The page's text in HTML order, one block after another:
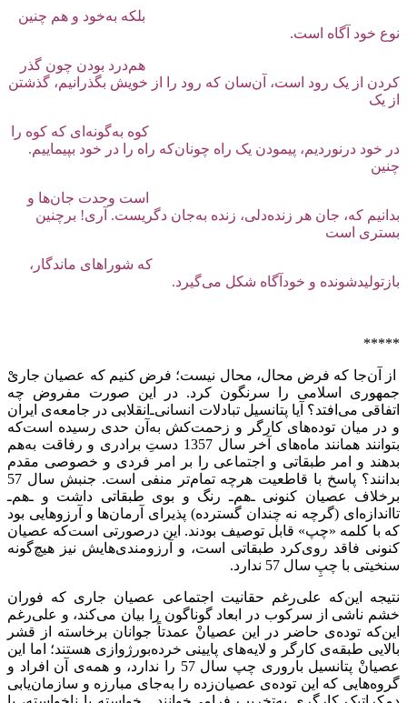
بلکه به‌خود و هم چنین
نوع خود آگاه است.
هم‌درد بودن چون گذر
کردن از یک رود است، آن‌سان که رود را از خویش بگذرانیم، گذشتن
از یک
کوه به‌گونه‌ای که کوه را
در خود درنوردیم، پیمودن یک راه چونان‌که راه را در خود بپیماییم.
چنین
است وحدت جان‌ها و
بدانیم که، جان هر زنده‌دلی‌، زنده به‌جان دگریست. آری! برچنین
بستری است
که شوراهای ماندگار،
بازتولیدشونده و خودآگاه شکل می‌گیرد.
*****
از آن‌جا که فرض محال، محال نیست؛ فرض کنیم که عصیان جاریْ
جمهوری اسلامی را سرنگون کرد. در این صورت مفروض چه
اتفاقی می‌افتد؟ آیا پتانسیل تبادلات انسانی‌ـ‌انقلابی در جامعه‌ی ایران
و در میان توده‌های کارگر و زحمت‌کش به‌آن حدی رسیده است‌که
بتوانند همانند ماه‌های آخر سال 1357 دستِ برادری و رفاقت به‌هم
بدهند و امر طبقاتی و اجتماعی را بر امر فردی و خصوصی مقدم
بدانند؟ پاسخ با قاطعیت هرچه تمام‌تر منفی است. جنبش سال 57
برخلاف عصیان کنونی ‌ـ‌هم‌ـ رنگ و بوی طبقاتی داشت و ـ‌هم‌ـ
تااندازه‌‌‌ای (گرچه نه چندان گسترده‌) پذیرای آرمان‌ها و آرزوهایی بود
که با کلمه «چپ» قابل توصیف بودند. این درصورتی است‌که عصیان
کنونی فاقد روی‌کرد طبقاتی است، و آرزومندی‌هایش نیز هیچ‌گونه
سنخیتی با چپِ سال 57 ندارد.
نتیجه این‌که علی‌رغم حقانیت اجتماعی عصیان جاری که فوران
خشم ناشی از سرکوب در ابعاد گوناگون را بیان می‌کند، و علی‌رغم
این‌که توده‌ی حاضر در این عصیانْ عمدتاً جوانان برخاسته از قشر
بالایی طبقه‌ی کارگر و لایه‌های پایینی خرده‌بورژوازی هستند؛ اما این
عصیانْ پتانسیل باروری چپ سال 57 را ندارد، و همه‌ی آن افراد و
گروه‌هایی که این توده‌ی عصیان‌زده را به‌‌جای مبارزه‌ و سازمان‌یابی